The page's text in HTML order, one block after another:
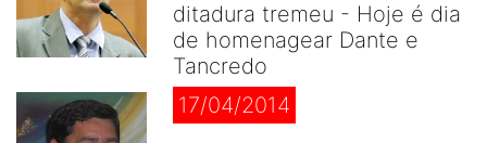
ditadura tremeu - Hoje é dia
de homenagear Dante e
Tancredo
17/04/2014